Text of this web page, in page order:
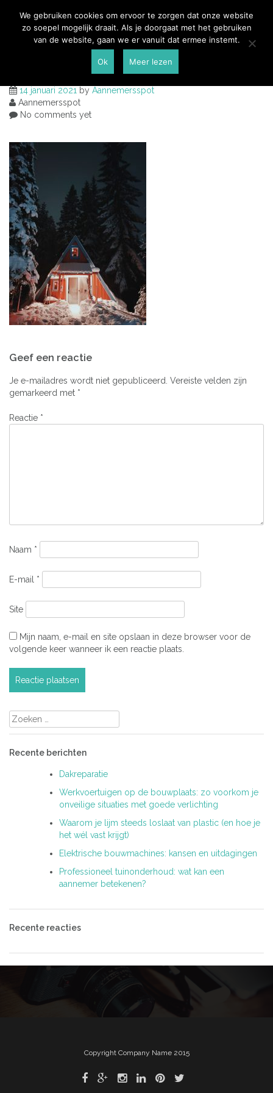
content
Aannemersspot
mancave in de tuin
14 januari 2021 by Aannemersspot
Aannemersspot
No comments yet
navigatie
Geef een reactie
Je e-mailadres wordt niet gepubliceerd. Vereiste velden zijn
gemarkeerd met *
Reactie *
Naam *
E-mail *
Site
Mijn naam, e-mail en site opslaan in deze browser voor de
volgende keer wanneer ik een reactie plaats.
Zoeken
naar:
Recente berichten
Dakreparatie
Werkvoertuigen op de bouwplaats: zo voorkom je
onveilige situaties met goede verlichting
Waarom je lijm steeds loslaat van plastic (en hoe je
het wél vast krijgt)
Elektrische bouwmachines: kansen en uitdagingen
Professioneel tuinonderhoud: wat kan een
aannemer betekenen?
Recente reacties
Copyright Company Name 2015
We gebruiken cookies om ervoor te zorgen dat onze website
zo soepel mogelijk draait. Als je doorgaat met het gebruiken
van de website, gaan we er vanuit dat ermee instemt.
Ok Meer lezen